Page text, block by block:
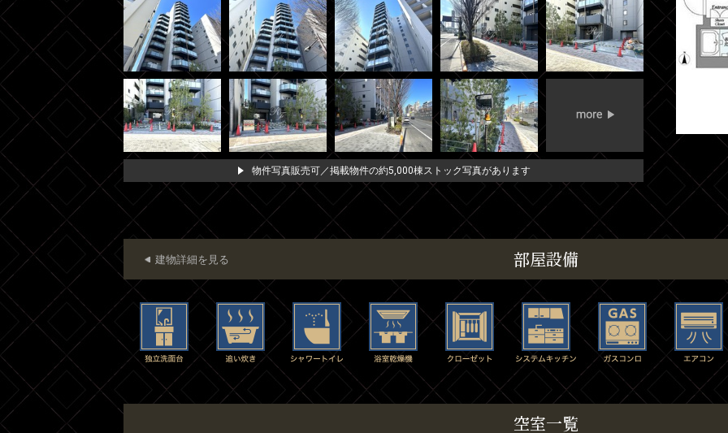
物件写真販売可／掲載物件の約5,000棟ストック写真があります
部屋設備
建物詳細を見る
空室一覧